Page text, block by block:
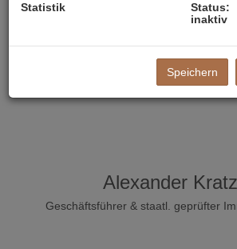
Alexander
Geschäftsführer & staatl. geprüfter
Statistik
Status:
inaktiv
Speichern